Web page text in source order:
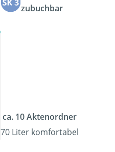
zubuchbar
ca. 10 Aktenordner
70 Liter komfortabel